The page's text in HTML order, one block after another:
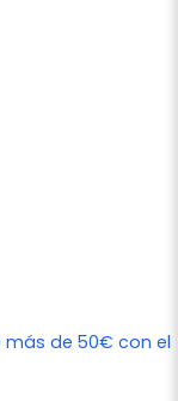
más de 50€ con el